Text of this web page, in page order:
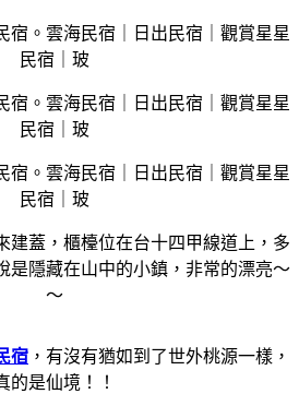
建蓋，櫃檯位在台十四甲線道上，多
是隱藏在山中的小鎮，非常的漂亮～
～
宿 ，有沒有猶如到了世外桃源一樣，
的是仙境！！